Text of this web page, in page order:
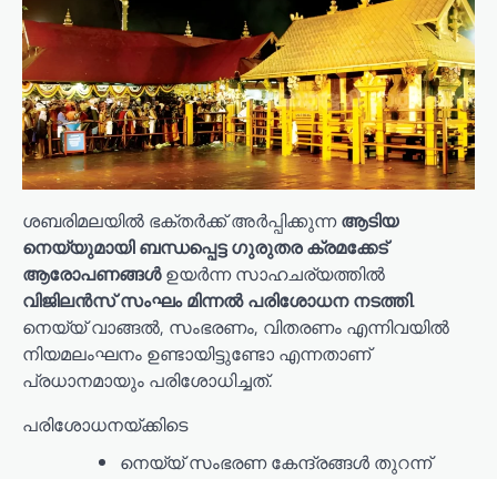
ശബരിമലയില്‍ ഭക്തര്‍ക്ക് അര്‍പ്പിക്കുന്നആടിയ
നെയ്യുമായി ബന്ധപ്പെട്ട ഗുരുതര ക്രമക്കേട്
ആരോപണങ്ങള്‍ഉയർന്ന സാഹചര്യത്തില്‍
വിജിലന്‍സ് സംഘം മിന്നല്‍ പരിശോധന നടത്തി.
നെയ്യ് വാങ്ങല്‍, സംഭരണം, വിതരണം എന്നിവയില്‍
നിയമലംഘനം ഉണ്ടായിട്ടുണ്ടോ എന്നതാണ്
പ്രധാനമായും പരിശോധിച്ചത്.
പരിശോധനയ്ക്കിടെ
നെയ്യ് സംഭരണ കേന്ദ്രങ്ങള്‍ തുറന്ന്